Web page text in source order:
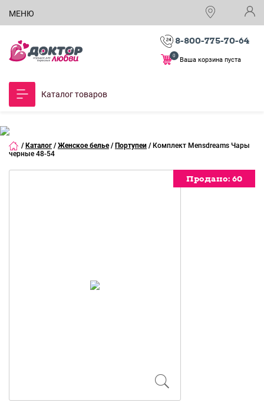
МЕНЮ
8-800-775-70-64
Ваша корзина пуста
0
Каталог товаров
/ Каталог / Женское белье / Портупеи / Комплект Mensdreams Чары
черные 48-54
Продано: 60
Продано: 60
Продано: 60
Продано: 60
Продано: 60